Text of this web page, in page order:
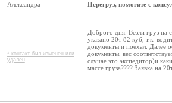
Александра
* контакт был изменен или
удален
Перегруз, помогите с
Доброго дня. Везли груз
указано 20т 82 куб, т.к.
документы и поехал. Далее
документы, вес
случае это экспедитор)и
массе груза???? Заявка на